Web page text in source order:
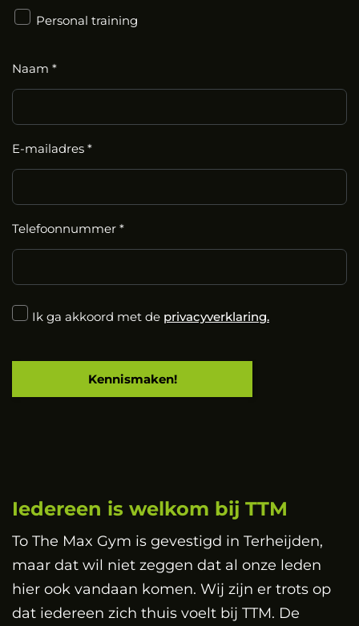
Personal training
Naam *
E-mailadres *
Telefoonnummer *
Ik ga akkoord met de privacyverklaring.
Kennismaken!
Iedereen is welkom bij TTM
To The Max Gym is gevestigd in Terheijden,
maar dat wil niet zeggen dat al onze leden
hier ook vandaan komen. Wij zijn er trots op
dat iedereen zich thuis voelt bij TTM. De